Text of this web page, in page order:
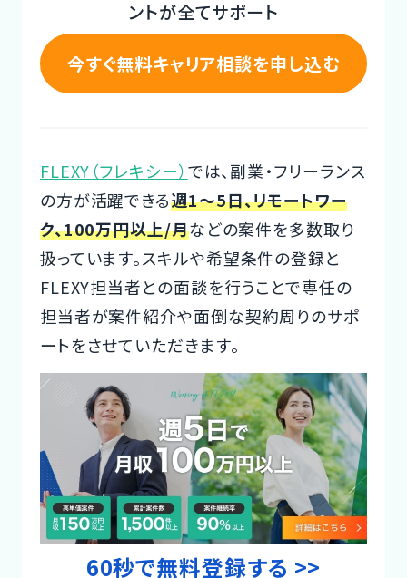
ントが全てサポート
今すぐ無料キャリア相談を申し込む
FLEXY（フレキシー）では、副業・フリーランス
の方が活躍できる週1～5日、リモートワー
ク、100万円以上/月などの案件を多数取り
扱っています。スキルや希望条件の登録と
FLEXY担当者との面談を行うことで専任の
担当者が案件紹介や面倒な契約周りのサポ
ートをさせていただきます。
60秒で無料登録する >>